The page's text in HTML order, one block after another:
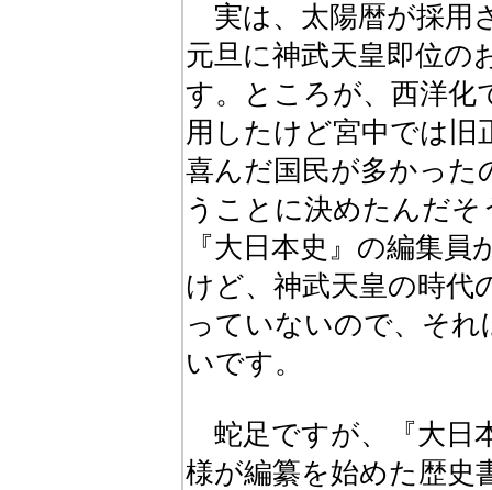
実は、太陽暦が採用
元旦に神武天皇即位の
す。ところが、西洋化
用したけど宮中では旧
喜んだ国民が多かった
うことに決めたんだそ
『大日本史』の編集
けど、神武天皇の時
っていないので、そ
いです。
蛇足ですが、『大日
様が編纂を始めた歴史